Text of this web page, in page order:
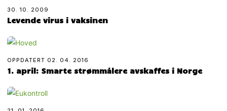
30. 10. 2009
Levende virus i vaksinen
OPPDATERT 02. 04. 2016
1. april: Smarte strømmålere avskaffes i Norge